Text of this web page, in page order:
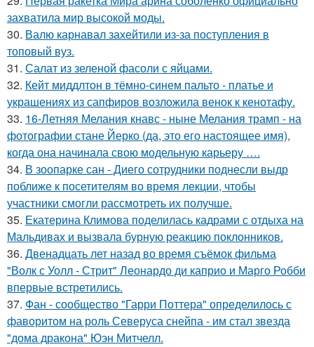
захватила мир высокой моды.
30. Валю карнавал захейтили из-за поступления в
топовый вуз.
31. Салат из зеленой фасоли с яйцами.
32. Кейт миддлтон в тёмно-синем пальто - платье и
украшениях из сапфиров возложила венок к кенотафу.
33. 16-Летняя Мелания кнавс - ныне Мелания трамп - на
фотографии стане Йерко (да, это его настоящее имя),
когда она начинала свою модельную карьеру ….
34. В зоопарке сан - Диего сотрудники поднесли выдр
поближе к посетителям во время лекции, чтобы
участники смогли рассмотреть их получше.
35. Екатерина Климова поделилась кадрами с отдыха на
Мальдивах и вызвала бурную реакцию поклонников.
36. Двенадцать лет назад во время съёмок фильма
"Волк с Уолл - Стрит" Леонардо ди каприо и Марго Робби
впервые встретились.
37. Фан - сообщество "Гарри Поттера" определилось с
фаворитом на роль Северуса снейпа - им стал звезда
"дома дракона" Юэн Митчелл.